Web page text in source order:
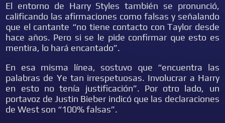
El entorno de Harry Styles también se pronunció,
calificando las afirmaciones como falsas y señalando
que el cantante “no tiene contacto con Taylor desde
hace años. Pero si se le pide confirmar que esto es
mentira, lo hará encantado”.
En esa misma línea, sostuvo que “encuentra las
palabras de Ye tan irrespetuosas. Involucrar a Harry
en esto no tenía justificación”. Por otro lado, un
portavoz de Justin Bieber indicó que las declaraciones
de West son “100% falsas”.